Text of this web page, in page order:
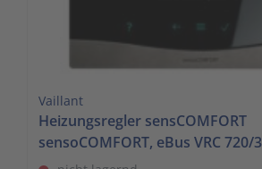
Vaillant
Heizungsregler sensCOMFORT
sensoCOMFORT, eBus VRC 720/3